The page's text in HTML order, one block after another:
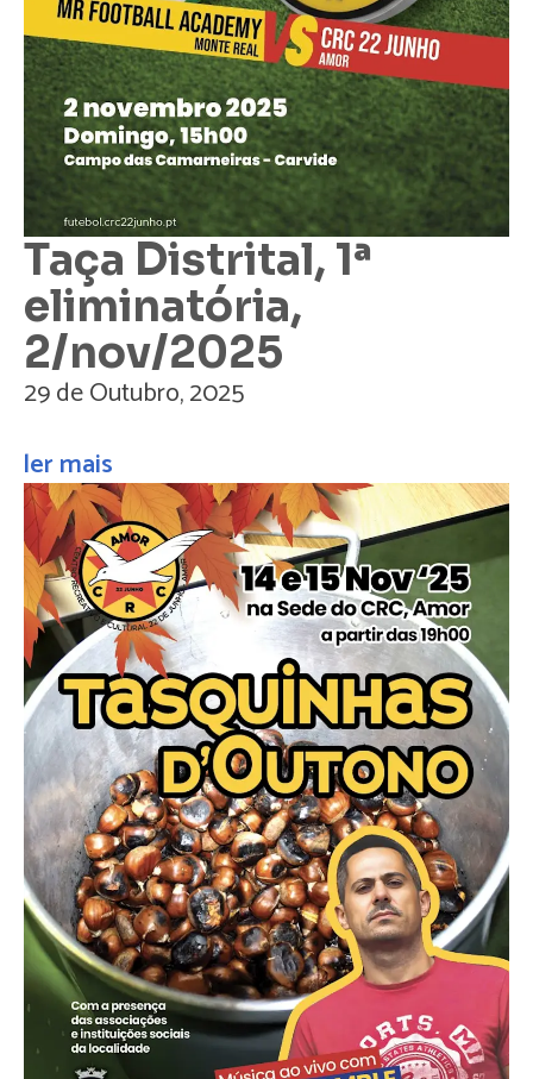
Taça Distrital, 1ª
eliminatória,
2/nov/2025
29 de Outubro, 2025
ler mais